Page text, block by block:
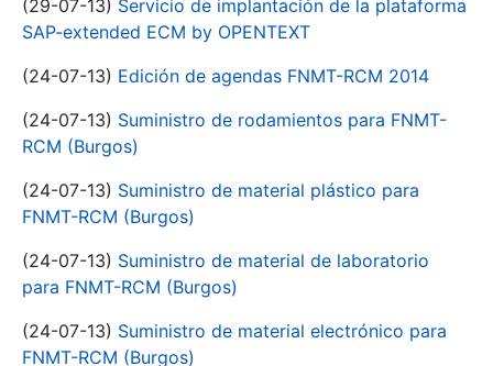
(29-07-13) Servicio de implantación de la plataforma
SAP-extended ECM by OPENTEXT
(24-07-13) Edición de agendas FNMT-RCM 2014
(24-07-13) Suministro de rodamientos para FNMT-
RCM (Burgos)
(24-07-13) Suministro de material plástico para
FNMT-RCM (Burgos)
(24-07-13) Suministro de material de laboratorio
para FNMT-RCM (Burgos)
(24-07-13) Suministro de material electrónico para
FNMT-RCM (Burgos)